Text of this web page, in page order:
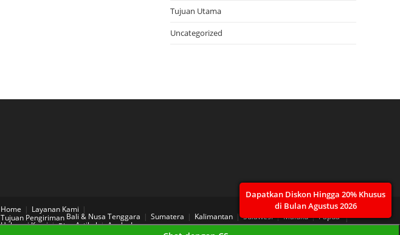
Tujuan Utama
Uncategorized
Dapatkan Diskon Hingga 20% Khusus
di Bulan Agustus 2026
Home
Layanan Kami
Tujuan Pengiriman Bali & Nusa Tenggara Sumatera Kalimantan Sulawesi Maluku
Papua
Hubungi Kami
BlogArtikel Aneka Layanan